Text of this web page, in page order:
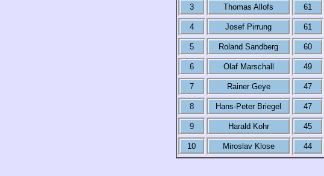
3 Thomas Allofs 61
4 Josef Pirrung 61
5 Roland Sandberg 60
6 Olaf Marschall 49
7 Rainer Geye 47
8 Hans-Peter Briegel 47
9 Harald Kohr 45
10 Miroslav Klose 44